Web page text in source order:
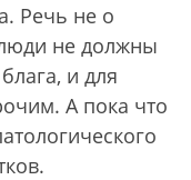
Речь не о
не должны
и для
А пока что